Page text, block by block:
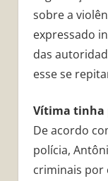
sobre a
expressado
das
esse se
Vítima tinha
De acordo
polícia,
criminais por